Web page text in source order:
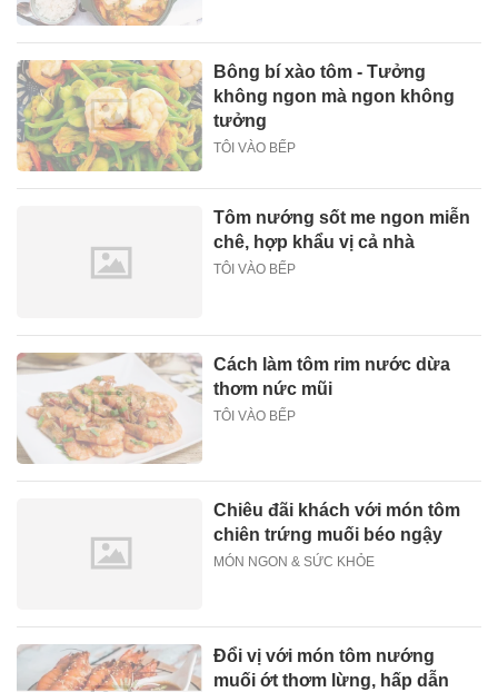
Bông bí xào tôm - Tưởng
không ngon mà ngon không
tưởng
TÔI VÀO BẾP
Tôm nướng sốt me ngon miễn
chê, hợp khẩu vị cả nhà
TÔI VÀO BẾP
Cách làm tôm rim nước dừa
thơm nức mũi
TÔI VÀO BẾP
Chiêu đãi khách với món tôm
chiên trứng muối béo ngậy
MÓN NGON & SỨC KHỎE
Đổi vị với món tôm nướng
muối ớt thơm lừng, hấp dẫn